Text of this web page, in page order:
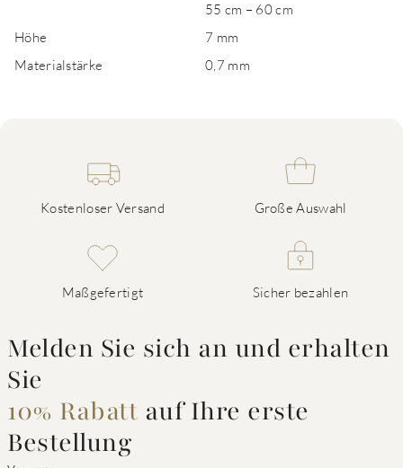
55 cm – 60 cm
Höhe
7 mm
Materialstärke
0,7 mm
Kostenloser Versand Große Auswahl
Maßgefertigt Sicher bezahlen
Melden Sie sich an und erhalten
Sie
10% Rabatt auf Ihre erste
Bestellung